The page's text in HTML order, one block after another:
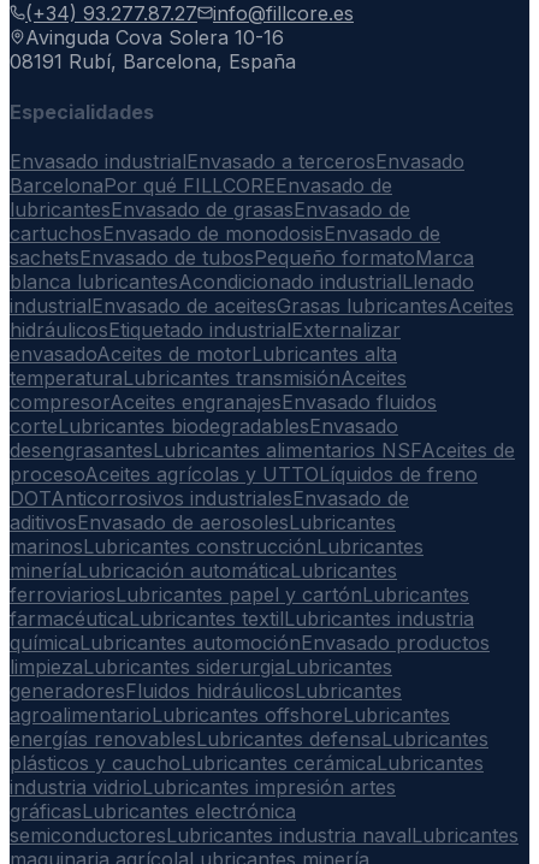
(+34) 93.277.87.27
info@fillcore.es
Avinguda Cova Solera 10-16
08191 Rubí, Barcelona, España
Especialidades
Envasado industrialEnvasado a tercerosEnvasado
BarcelonaPor qué FILLCOREEnvasado de
lubricantesEnvasado de grasasEnvasado de
cartuchosEnvasado de monodosisEnvasado de
sachetsEnvasado de tubosPequeño formatoMarca
blanca lubricantesAcondicionado industrialLlenado
industrialEnvasado de aceitesGrasas lubricantesAceites
hidráulicosEtiquetado industrialExternalizar
envasadoAceites de motorLubricantes alta
temperaturaLubricantes transmisiónAceites
compresorAceites engranajesEnvasado fluidos
corteLubricantes biodegradablesEnvasado
desengrasantesLubricantes alimentarios NSFAceites de
procesoAceites agrícolas y UTTOLíquidos de freno
DOTAnticorrosivos industrialesEnvasado de
aditivosEnvasado de aerosolesLubricantes
marinosLubricantes construcciónLubricantes
mineríaLubricación automáticaLubricantes
ferroviariosLubricantes papel y cartónLubricantes
farmacéuticaLubricantes textilLubricantes industria
químicaLubricantes automociónEnvasado productos
limpiezaLubricantes siderurgiaLubricantes
generadoresFluidos hidráulicosLubricantes
agroalimentarioLubricantes offshoreLubricantes
energías renovablesLubricantes defensaLubricantes
plásticos y cauchoLubricantes cerámicaLubricantes
industria vidrioLubricantes impresión artes
gráficasLubricantes electrónica
semiconductoresLubricantes industria navalLubricantes
maquinaria agrícolaLubricantes minería